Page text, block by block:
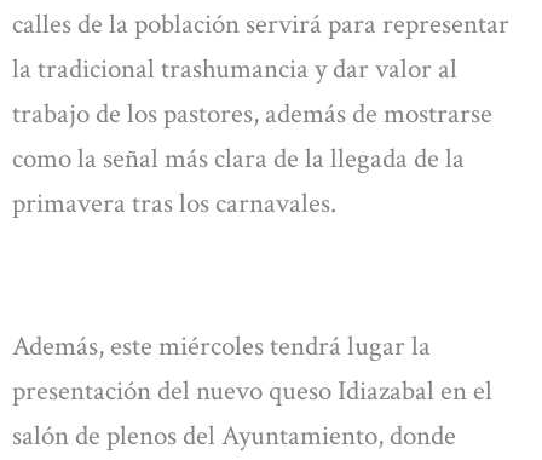
calles de la población servirá para representar
la tradicional trashumancia y dar valor al
trabajo de los pastores, además de mostrarse
como la señal más clara de la llegada de la
primavera tras los carnavales.
Además, este miércoles tendrá lugar la
presentación del nuevo queso Idiazabal en el
salón de plenos del Ayuntamiento, donde